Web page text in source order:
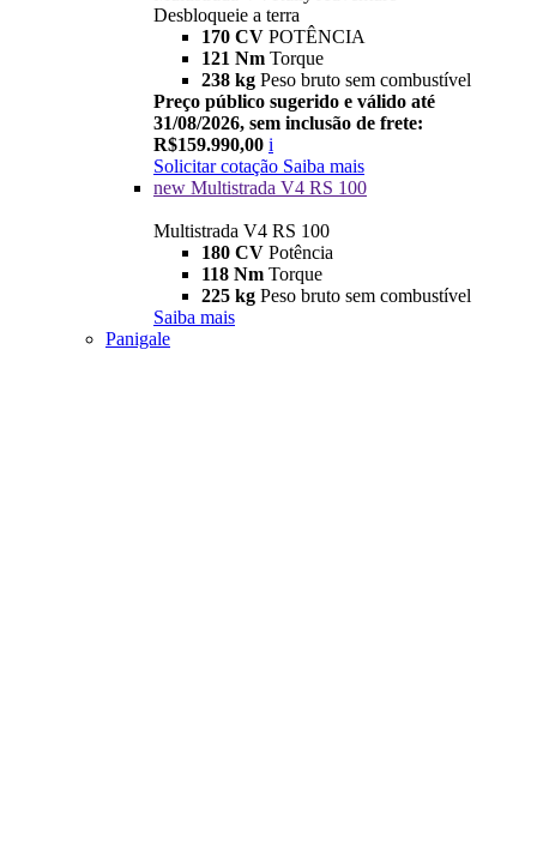
Desbloqueie a terra
170 CV POTÊNCIA
121 Nm Torque
238 kg Peso bruto sem combustível
Preço público sugerido e válido até
31/08/2026, sem inclusão de frete:
R$159.990,00 i
Solicitar cotação Saiba mais
new Multistrada V4 RS 100
Multistrada V4 RS 100
180 CV Potência
118 Nm Torque
225 kg Peso bruto sem combustível
Saiba mais
Panigale